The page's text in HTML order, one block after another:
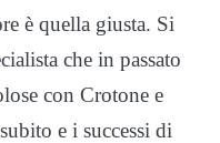
è quella giusta. Si
che in passato
con Crotone e
e i successi di